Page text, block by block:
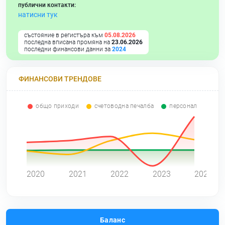
публични контакти:
натисни тук
състояние в регистъра към 05.08.2026
последна вписана промяна на 23.06.2026
последни финансови данни за 2024
ФИНАНСОВИ ТРЕНДОВЕ
общо приходи счетоводна печалба персонал
2020 2021 2022 2023 2024
Баланс